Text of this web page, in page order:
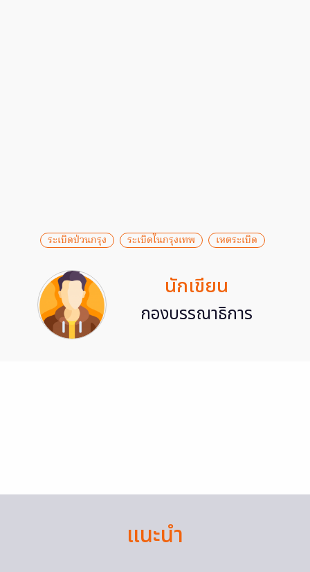
ระเบิดป่วนกรุง ระเบิดในกรุงเทพ เหตระเบิด
นักเขียน
กองบรรณาธิการ
แนะนำ